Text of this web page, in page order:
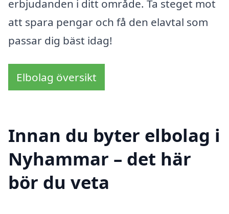
erbjudanden i ditt område. Ta steget mot
att spara pengar och få den elavtal som
passar dig bäst idag!
Elbolag översikt
Innan du byter elbolag i
Nyhammar – det här
bör du veta